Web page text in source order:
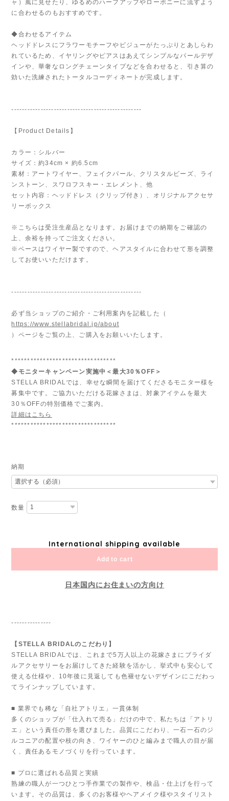
ャ）風に見せたり、ゆるめのハーフアップやローポニーに流すよう
に合わせるのもおすすめです。
◆合わせるアイテム
ヘッドドレスにフラワーモチーフやビジューがたっぷりとあしらわ
れているため、イヤリングやピアスはあえてシンプルなパールデザ
インや、華奢なロングチェーンタイプなどを合わせると、引き算の
効いた洗練されたトータルコーディネートが完成します。
-------------------------------------------------
【Product Details】
カラー：シルバー
サイズ：約34cm × 約6.5cm
素材：アートワイヤー、フェイクパール、クリスタルビーズ、ライ
ンストーン、スワロフスキー・エレメント、他
セット内容：ヘッドドレス（クリップ付き）、オリジナルアクセサ
リーボックス
※こちらは受注生産品となります。お届けまでの納期をご確認の
上、余裕を持ってご注文ください。
※ベースはワイヤー製ですので、ヘアスタイルに合わせて形を調整
してお使いいただけます。
-------------------------------------------------
必ず当ショップのご紹介・ご利用案内を記載した（
https://www.stellabridal.jp/about
）ページをご覧の上、ご購入をお願いいたします。
*********************************
◆モニターキャンペーン実施中＜最大30％OFF＞
STELLA BRIDALでは、幸せな瞬間を届けてくださるモニター様を
募集中です。ご協力いただける花嫁さまは、対象アイテムを最大
30％OFFの特別価格でご案内。
詳細はこちら
*********************************
納期
数量
International shipping available
Add to cart
日本国内にお住まいの方向け
---------------
【STELLA BRIDALのこだわり】
STELLA BRIDALでは、これまで5万人以上の花嫁さまにブライダ
ルアクセサリーをお届けしてきた経験を活かし、挙式中も安心して
使える仕様や、10年後に見返しても色褪せないデザインにこだわっ
てラインナップしています。
■ 業界でも稀な「自社アトリエ」一貫体制
多くのショップが「仕入れて売る」だけの中で、私たちは「アトリ
エ」という責任の形を選びました。品質にこだわり、一石一石のジ
ルコニアの配置や枝の向き、ワイヤーのひと編みまで職人の目が届
く、責任あるモノづくりを行っています。
■ プロに選ばれる品質と実績
熟練の職人が一つひとつ手作業での製作や、検品・仕上げを行って
います。その品質は、多くのお客様やヘアメイク様やスタイリスト